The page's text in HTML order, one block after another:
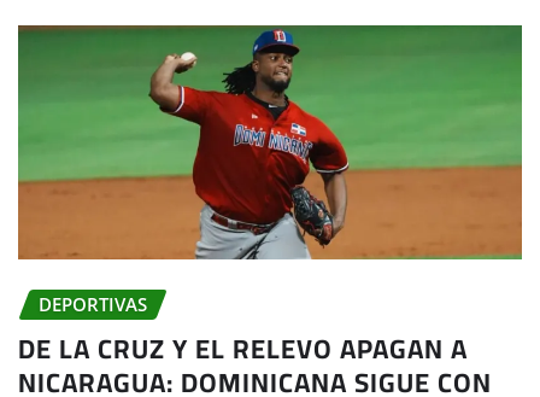
DEPORTIVAS
DE LA CRUZ Y EL RELEVO APAGAN A
NICARAGUA: DOMINICANA SIGUE CON